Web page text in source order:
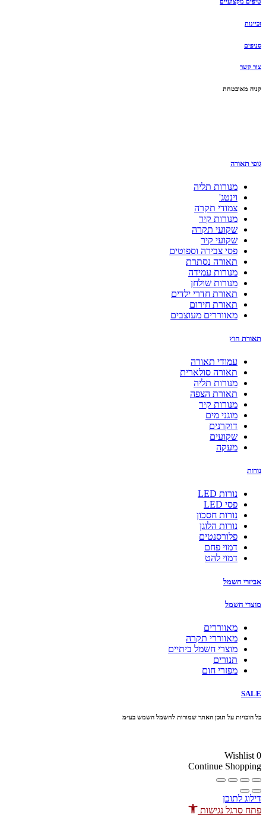
זכיינות
סניפים
צור קשר
קניה מאובטחת
גופי תאורה
מנורות תליה
וינטג'
צמודי תקרה
מנורות קיר
שקועי תקרה
שקועי קיר
פסי צבירה וספוטים
תאורה נסתרת
מנורות עמידה
מנורות שולחן
תאורת חדרי ילדים
תאורת חירום
מאווררים מעוצבים
תאורת חוץ
עמודי תאורה
תאורה סולארית
מנורות תליה
תאורת הצפה
מנורות קיר
מוגני מים
דוקרנים
שקועים
מעקה
נורות
נורות LED
פסי LED
נורות חסכון
נורות הלוגן
פלורסנטים
דמוי פחם
דמוי להט
אביזרי חשמל
מוצרי חשמל
מאווררים
מאווררי תקרה
מוצרי חשמל ביתיים
תנורים
מפזרי חום
SALE
כל הזכויות על תוכן האתר שמורות לחשמל השמש בע״מ
Wishlist 0
Continue Shopping
דילוג לתוכן
פתח סרגל נגישות